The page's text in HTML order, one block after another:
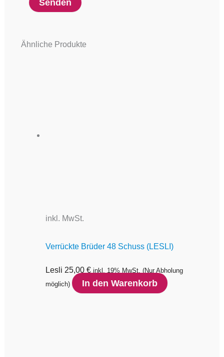
Ähnliche Produkte
inkl. MwSt.
Verrückte Brüder 48 Schuss (LESLI)
Lesli 25,00 € inkl. 19% MwSt. (Nur Abholung
möglich)
In den Warenkorb